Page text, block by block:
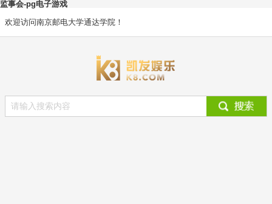
监事会-pg电子游戏
欢迎访问南京邮电大学通达学院！